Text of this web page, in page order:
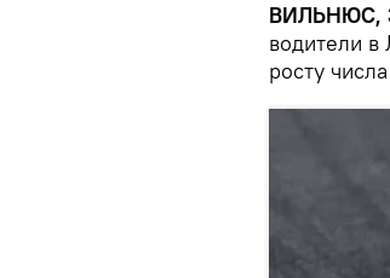
ВИЛЬНЮС,
водители в
росту